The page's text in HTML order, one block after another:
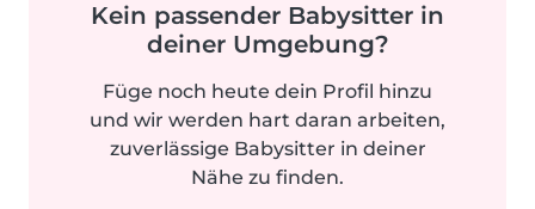
Kein passender Babysitter in
deiner Umgebung?
Füge noch heute dein Profil hinzu
und wir werden hart daran arbeiten,
zuverlässige Babysitter in deiner
Nähe zu finden.